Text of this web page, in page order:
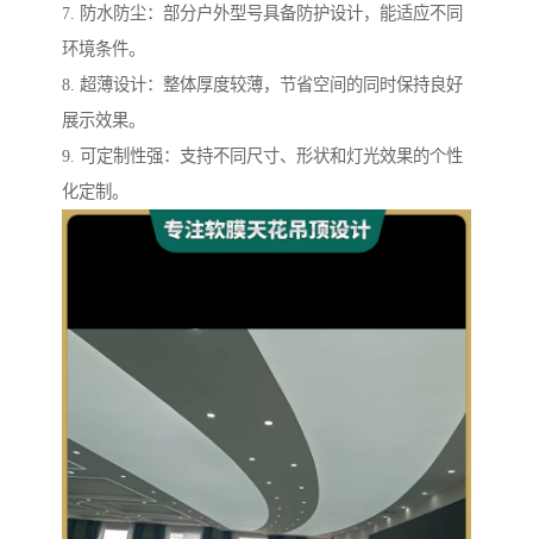
7. 防水防尘：部分户外型号具备防护设计，能适应不同
环境条件。
8. 超薄设计：整体厚度较薄，节省空间的同时保持良好
展示效果。
9. 可定制性强：支持不同尺寸、形状和灯光效果的个性
化定制。